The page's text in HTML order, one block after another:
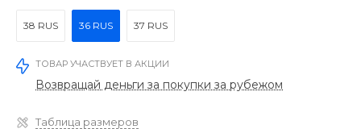
38 RUS 36 RUS 37 RUS
ТОВАР УЧАСТВУЕТ В АКЦИИ
Возвращай деньги за покупки за рубежом
Таблица размеров